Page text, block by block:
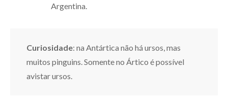
Argentina.
Curiosidade: na Antártica não há ursos, mas
muitos pinguins. Somente no Ártico é possível
avistar ursos.